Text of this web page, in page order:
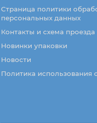
Страница политики
персональных данных
Контакты и схема проезда
Новинки упаковки
Новости
Политика использования